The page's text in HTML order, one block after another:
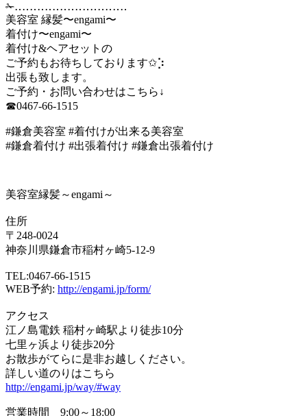
✁︎‥‥‥‥‥‥‥‥‥‥‥‥‥‥‥
美容室 縁髪〜engami〜
着付け〜engami〜
着付け&ヘアセットの
ご予約もお待ちしております✩︎⡱
出張も致します。
ご予約・お問い合わせはこちら↓
☎︎0467-66-1515
#鎌倉美容室 #着付けが出来る美容室
#鎌倉着付け #出張着付け #鎌倉出張着付け
美容室縁髪～engami～
住所
〒248-0024
神奈川県鎌倉市稲村ヶ崎5-12-9
TEL:0467-66-1515
WEB予約: http://engami.jp/form/
アクセス
江ノ島電鉄 稲村ヶ崎駅より徒歩10分
七里ヶ浜より徒歩20分
お散歩がてらに是非お越しください。
詳しい道のりはこちら
http://engami.jp/way/#way
営業時間 9:00～18:00